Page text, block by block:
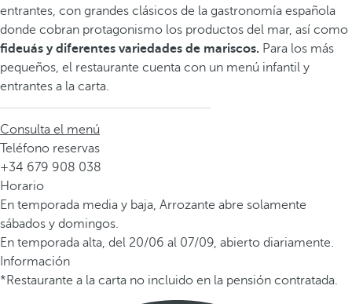
entrantes, con grandes clásicos de la gastronomía española
donde cobran protagonismo los productos del mar, así como
fideuás y diferentes variedades de mariscos. Para los más
pequeños, el restaurante cuenta con un menú infantil y
entrantes a la carta.
Consulta el menú
Teléfono reservas
+34 679 908 038
Horario
En temporada media y baja, Arrozante abre solamente
sábados y domingos.
En temporada alta, del 20/06 al 07/09, abierto diariamente.
Información
*Restaurante a la carta no incluido en la pensión contratada.